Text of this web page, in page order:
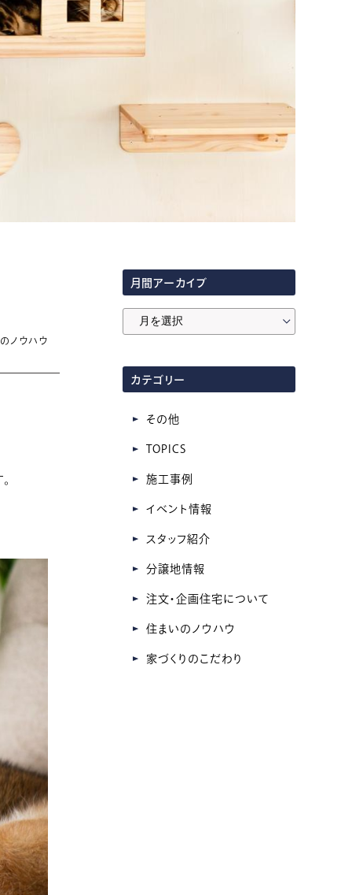
ノウハウ
月間アーカイブ
ア
ー
カ
イ
カテゴリー
その他
TOPICS
施工事例
イベント情報
スタッフ紹介
分譲地情報
注文・企画住宅について
住まいのノウハウ
家づくりのこだわり